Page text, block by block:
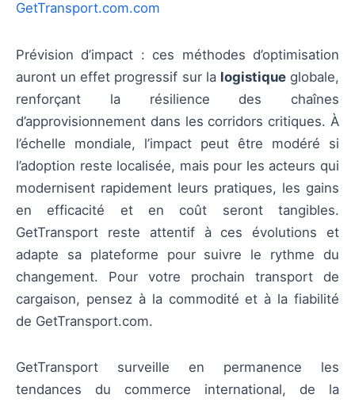
GetTransport.com.com
Prévision d’impact : ces méthodes d’optimisation
auront un effet progressif sur la logistiqueglobale,
renforçant la résilience des chaînes
d’approvisionnement dans les corridors critiques. À
l’échelle mondiale, l’impact peut être modéré si
l’adoption reste localisée, mais pour les acteurs qui
modernisent rapidement leurs pratiques, les gains
en efficacité et en coût seront tangibles.
GetTransport reste attentif à ces évolutions et
adapte sa plateforme pour suivre le rythme du
changement. Pour votre prochain transport de
cargaison, pensez à la commodité et à la fiabilité
de GetTransport.com.
GetTransport surveille en permanence les
tendances du commerce international, de la